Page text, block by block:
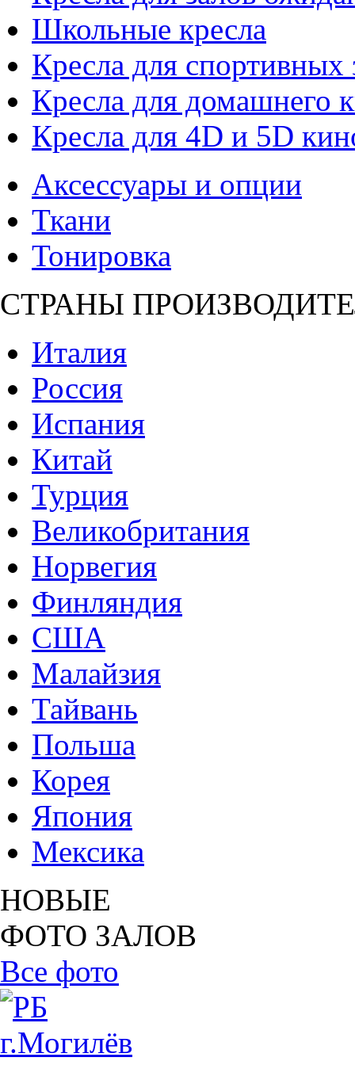
Школьные кресла
Кресла для спортивных
Кресла для домашнего
Кресла для 4D и 5D
Аксессуары и опции
Ткани
Тонировка
СТРАНЫ
Италия
Россия
Испания
Китай
Турция
Великобритания
Норвегия
Финляндия
США
Малайзия
Тайвань
Польша
Корея
Япония
Мексика
НОВЫЕ
ФОТО ЗАЛОВ
Все фото